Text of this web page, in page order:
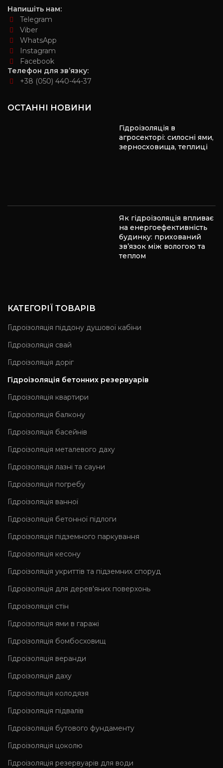
Напишіть нам:
Telegram
Viber
WhatsApp
Instagram
Facebook
Телефон для зв’язку:
+38 (050) 440-44-37
ОСТАННІ НОВИНИ
Гідроізоляція в
агросекторі: силосні ями,
зерносховища, теплиці
Як гідроізоляція впливає
на енергоефективність
будинку: прихований
зв’язок між вологою та
теплом
КАТЕГОРІЇ ТОВАРІВ
Гідроізоляція піддону душової кабіни
Гідроізоляція свай
Гідроізоляція доріг
Гідроізоляція бетонних резервуарів
Гідроізоляція квартири
Гідроізоляція балкону
Гідроізоляція басейнів
Гідроізоляція металевого даху
Гідроізоляція лазні та сауни
Гідроізоляція погребу
Гідроізоляція ванної
Гідроізоляція бетонної підлоги
Гідроізоляція підземного паркування
Гідроізоляція кесону
Гідроізоляція укриттів та підземних споруд
Гідроізоляція для дерев'яних поверхонь
Гідроізоляція стін
Гідроізоляція ями в гаражі
Гідроізоляція бомбосховищ
Гідроізоляція веранди
Гідроізоляція даху
Гідроізоляція колодязя
Гідроізоляція підвалів
Гідроізоляція бутового фундаменту
Гідроізоляція цоколю
Гідроізоляція резервуарів для води